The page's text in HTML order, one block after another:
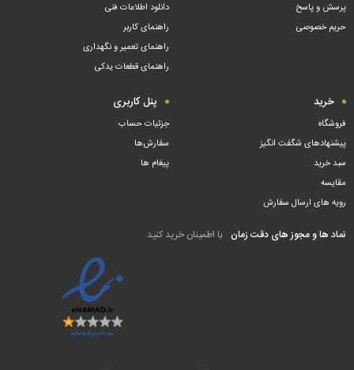
پرسش و پاسخ
حریم خصوصی
دانلود اطلاعات فنی
راهنمای کاربر
راهنمای تعمیر و نگهداری
راهنمای قطعات یدکی
خرید
فروشگاه
پیشنهادهای شگفت انگیز
سبد خرید
مقایسه
رویه های ارسال سفارش
پنل کاربری
جزئیات حساب
سفارش‌ها
پیغام ها
نماد ها و مجوز های دقت زمان با اطمینان خرید کنید